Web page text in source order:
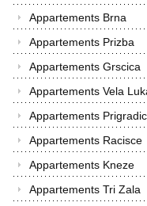
Appartements Brna
Appartements Prizba
Appartements Grscica
Appartements Vela
Appartements
Appartements Racisce
Appartements Kneze
Appartements Tri Zala